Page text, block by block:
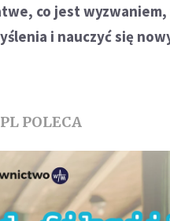
co jest
i nauczyć się
POLECA